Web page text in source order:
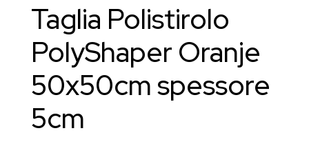
Taglia Polistirolo
PolyShaper Oranje
50x50cm spessore
5cm